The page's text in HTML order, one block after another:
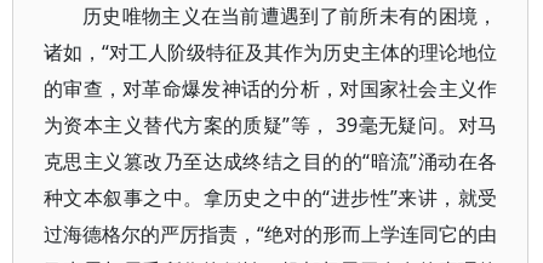
历史唯物主义在当前遭遇到了前所未有的困境，
诸如，“对工人阶级特征及其作为历史主体的理论地位
的审查，对革命爆发神话的分析，对国家社会主义作
为资本主义替代方案的质疑”等， 39毫无疑问。对马
克思主义篡改乃至达成终结之目的的“暗流”涌动在各
种文本叙事之中。拿历史之中的“进步性”来讲，就受
过海德格尔的严厉指责，“绝对的形而上学连同它的由